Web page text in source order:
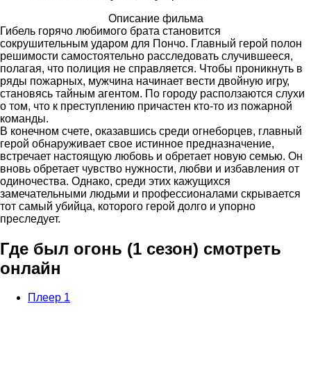
Описание фильма
Гибель горячо любимого брата становится
сокрушительным ударом для Пончо. Главный герой полон
решимости самостоятельно расследовать случившееся,
полагая, что полиция не справляется. Чтобы проникнуть в
ряды пожарных, мужчина начинает вести двойную игру,
становясь тайным агентом. По городу расползаются слухи
о том, что к преступлению причастен кто-то из пожарной
команды.
В конечном счете, оказавшись среди огнеборцев, главный
герой обнаруживает свое истинное предназначение,
встречает настоящую любовь и обретает новую семью. Он
вновь обретает чувство нужности, любви и избавления от
одиночества. Однако, среди этих кажущихся
замечательными людьми и профессионалами скрывается
тот самый убийца, которого герой долго и упорно
преследует.
Где был огонь (1 сезон) смотреть
онлайн
Плеер 1